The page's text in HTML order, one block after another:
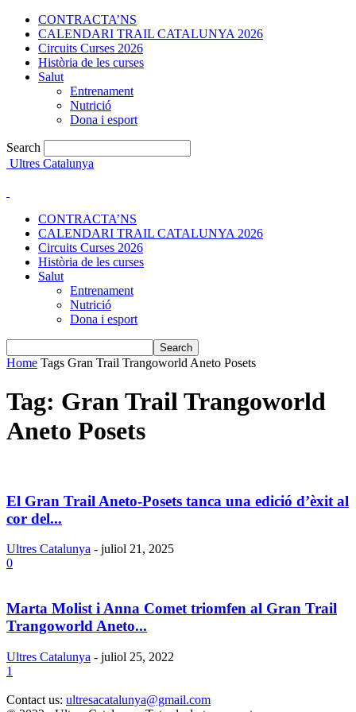
CONTRACTA’NS
CALENDARI TRAIL CATALUNYA 2026
Circuits Curses 2026
Història de les curses
Salut
Entrenament
Nutrició
Dona i esport
Search
Ultres Catalunya
CONTRACTA’NS
CALENDARI TRAIL CATALUNYA 2026
Circuits Curses 2026
Història de les curses
Salut
Entrenament
Nutrició
Dona i esport
Home Tags Gran Trail Trangoworld Aneto Posets
Tag: Gran Trail Trangoworld
Aneto Posets
El Gran Trail Aneto-Posets tanca una edició d’èxit al
cor del...
Ultres Catalunya - juliol 21, 2025
0
Marta Molist i Anna Comet triomfen al Gran Trail
Trangoworld Aneto...
Ultres Catalunya - juliol 25, 2022
1
Contact us: ultresacatalunya@gmail.com